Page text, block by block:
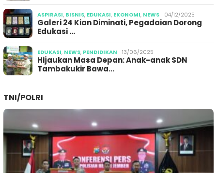
ASPIRASI, BISNIS, EDUKASI, EKONOMI, NEWS 04/12/2025
Galeri 24 Kian Diminati, Pegadaian Dorong
Edukasi …
EDUKASI, NEWS, PENDIDIKAN 13/06/2025
Hijaukan Masa Depan: Anak-anak SDN
Tambakukir Bawa…
TNI/POLRI